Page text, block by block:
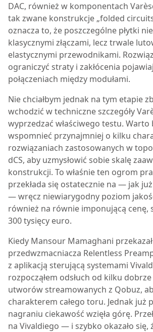
DAC, również w komponentach
tak zwane konstrukcje „folded
oznacza to, że poszczególne płytki
klasycznymi złączami, lecz trwale
elastycznymi przewodnikami.
ograniczyć straty i zakłócenia
połączeniach między modułami.
Nie chciałbym jednak na tym etapie
wchodzić w techniczne szczegóły
wyprzedzać właściwego testu. Warto
wspomnieć przynajmniej o kilku
rozwiązaniach zastosowanych w
dCS, aby uzmysłowić sobie skalę
konstrukcji. To właśnie ten ogrom
przekłada się ostatecznie na — jak
— wręcz niewiarygodny poziom
również na równie imponującą cenę,
300 tysięcy euro.
Kiedy Mansour Mamaghani
przedwzmacniacza Relentless
z aplikacją sterującą systemami
rozpocząłem odsłuch od kilku
utworów streamowanych z Qobuz,
charakterem całego toru. Jednak już
nagraniu ciekawość wzięła górę.
na Vivaldiego — i szybko okazało się,